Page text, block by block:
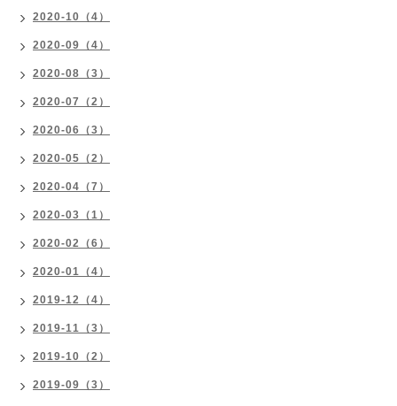
2020-10（4）
2020-09（4）
2020-08（3）
2020-07（2）
2020-06（3）
2020-05（2）
2020-04（7）
2020-03（1）
2020-02（6）
2020-01（4）
2019-12（4）
2019-11（3）
2019-10（2）
2019-09（3）